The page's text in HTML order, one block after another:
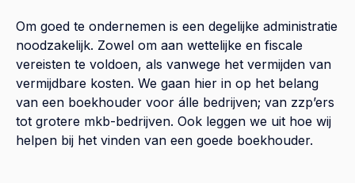
Om goed te ondernemen is een degelijke administratie
noodzakelijk. Zowel om aan wettelijke en fiscale
vereisten te voldoen, als vanwege het vermijden van
vermijdbare kosten. We gaan hier in op het belang
van een boekhouder voor álle bedrijven; van zzp’ers
tot grotere mkb-bedrijven. Ook leggen we uit hoe wij
helpen bij het vinden van een goede boekhouder.